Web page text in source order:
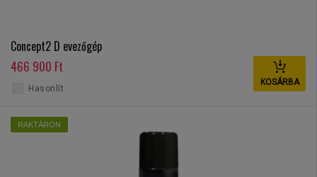
Concept2 D evezőgép
466 900 Ft
KOSÁRBA
Hasonlít
RAKTÁRON